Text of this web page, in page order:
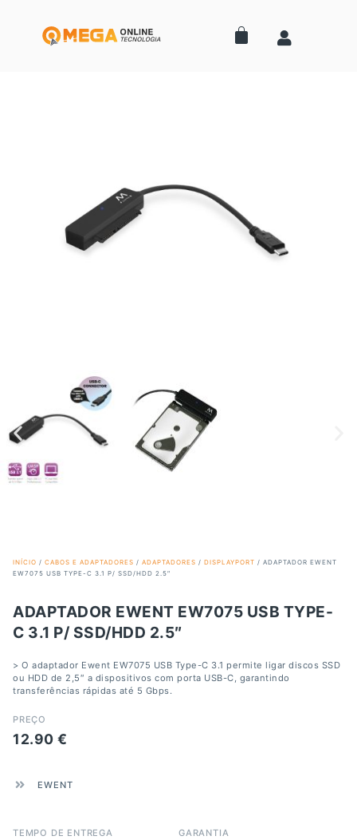
INÍCIO / CABOS E ADAPTADORES / ADAPTADORES / DISPLAYPORT / ADAPTADOR EWENT
EW7075 USB TYPE-C 3.1 P/ SSD/HDD 2.5″
ADAPTADOR EWENT EW7075 USB TYPE-
C 3.1 P/ SSD/HDD 2.5″
> O adaptador Ewent EW7075 USB Type-C 3.1 permite ligar discos SSD
ou HDD de 2,5″ a dispositivos com porta USB-C, garantindo
transferências rápidas até 5 Gbps.
PREÇO
12.90 €
EWENT
TEMPO DE ENTREGA
GARANTIA